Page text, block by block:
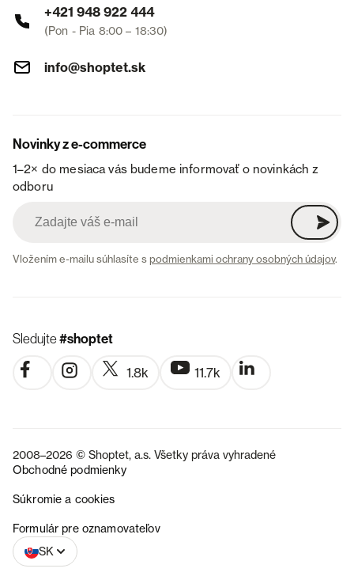
+421 948 922 444
(Pon - Pia 8:00 – 18:30)
info@shoptet.sk
Novinky z e-commerce
1–2× do mesiaca vás budeme informovať o novinkách z
odboru
Vložením e-mailu súhlasíte spodmienkami ochrany osobných údajov.
Sledujte#shoptet
1.8k 11.7k
2008–2026 © Shoptet, a.s. Všetky práva vyhradené
Obchodné podmienky
Súkromie a cookies
Formulár pre oznamovateľov
SK